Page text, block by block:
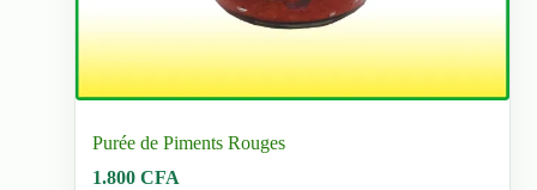
Purée de Piments Rouges
1.800CFA